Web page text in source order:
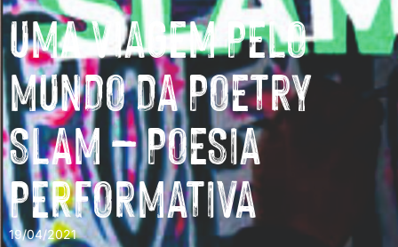
UMA VIAGEM PELO
MUNDO DA POETRY
SLAM – POESIA
PERFORMATIVA
19/04/2021